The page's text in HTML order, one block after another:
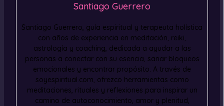
Santiago Guerrero
Santiago Guerrero, guía espiritual y terapeuta holística
con años de experiencia en meditación, reiki,
astrología y coaching, dedicada a ayudar a las
personas a conectar con su esencia, sanar bloqueos
emocionales y encontrar propósito. A través de
soyespiritual.com, ofrezco herramientas como
meditaciones, rituales y reflexiones para inspirar un
camino de autoconocimiento, amor y plenitud,